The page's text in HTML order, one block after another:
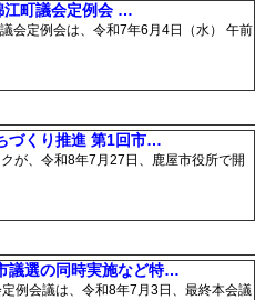
江町議会定例会 …
会定例会は、令和7年6月4日（水） 午前
づくり推進 第1回市…
が、令和8年7月27日、鹿屋市役所で開
議選の同時実施など特…
例会議は、令和8年7月3日、最終本会議